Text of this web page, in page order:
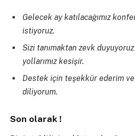
Gelecek ay katılacağımız
istiyoruz.
Sizi tanımaktan zevk
yollarımız kesişir.
Destek için teşekkür ederim
diliyorum.
Son olarak !